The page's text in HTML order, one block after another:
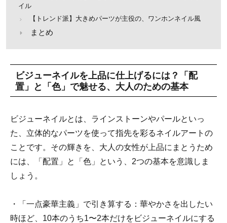
イル
【トレンド派】大きめパーツが主役の、ワンホンネイル風
まとめ
ビジューネイルを上品に仕上げるには？「配
置」と「色」で魅せる、大人のための基本
ビジューネイルとは、ラインストーンやパールといっ
た、立体的なパーツを使って指先を彩るネイルアートの
ことです。その輝きを、大人の女性が上品にまとうため
には、「配置」と「色」という、2つの基本を意識しま
しょう。
・「一点豪華主義」で引き算する：華やかさを出したい
時ほど、10本のうち1〜2本だけをビジューネイルにする